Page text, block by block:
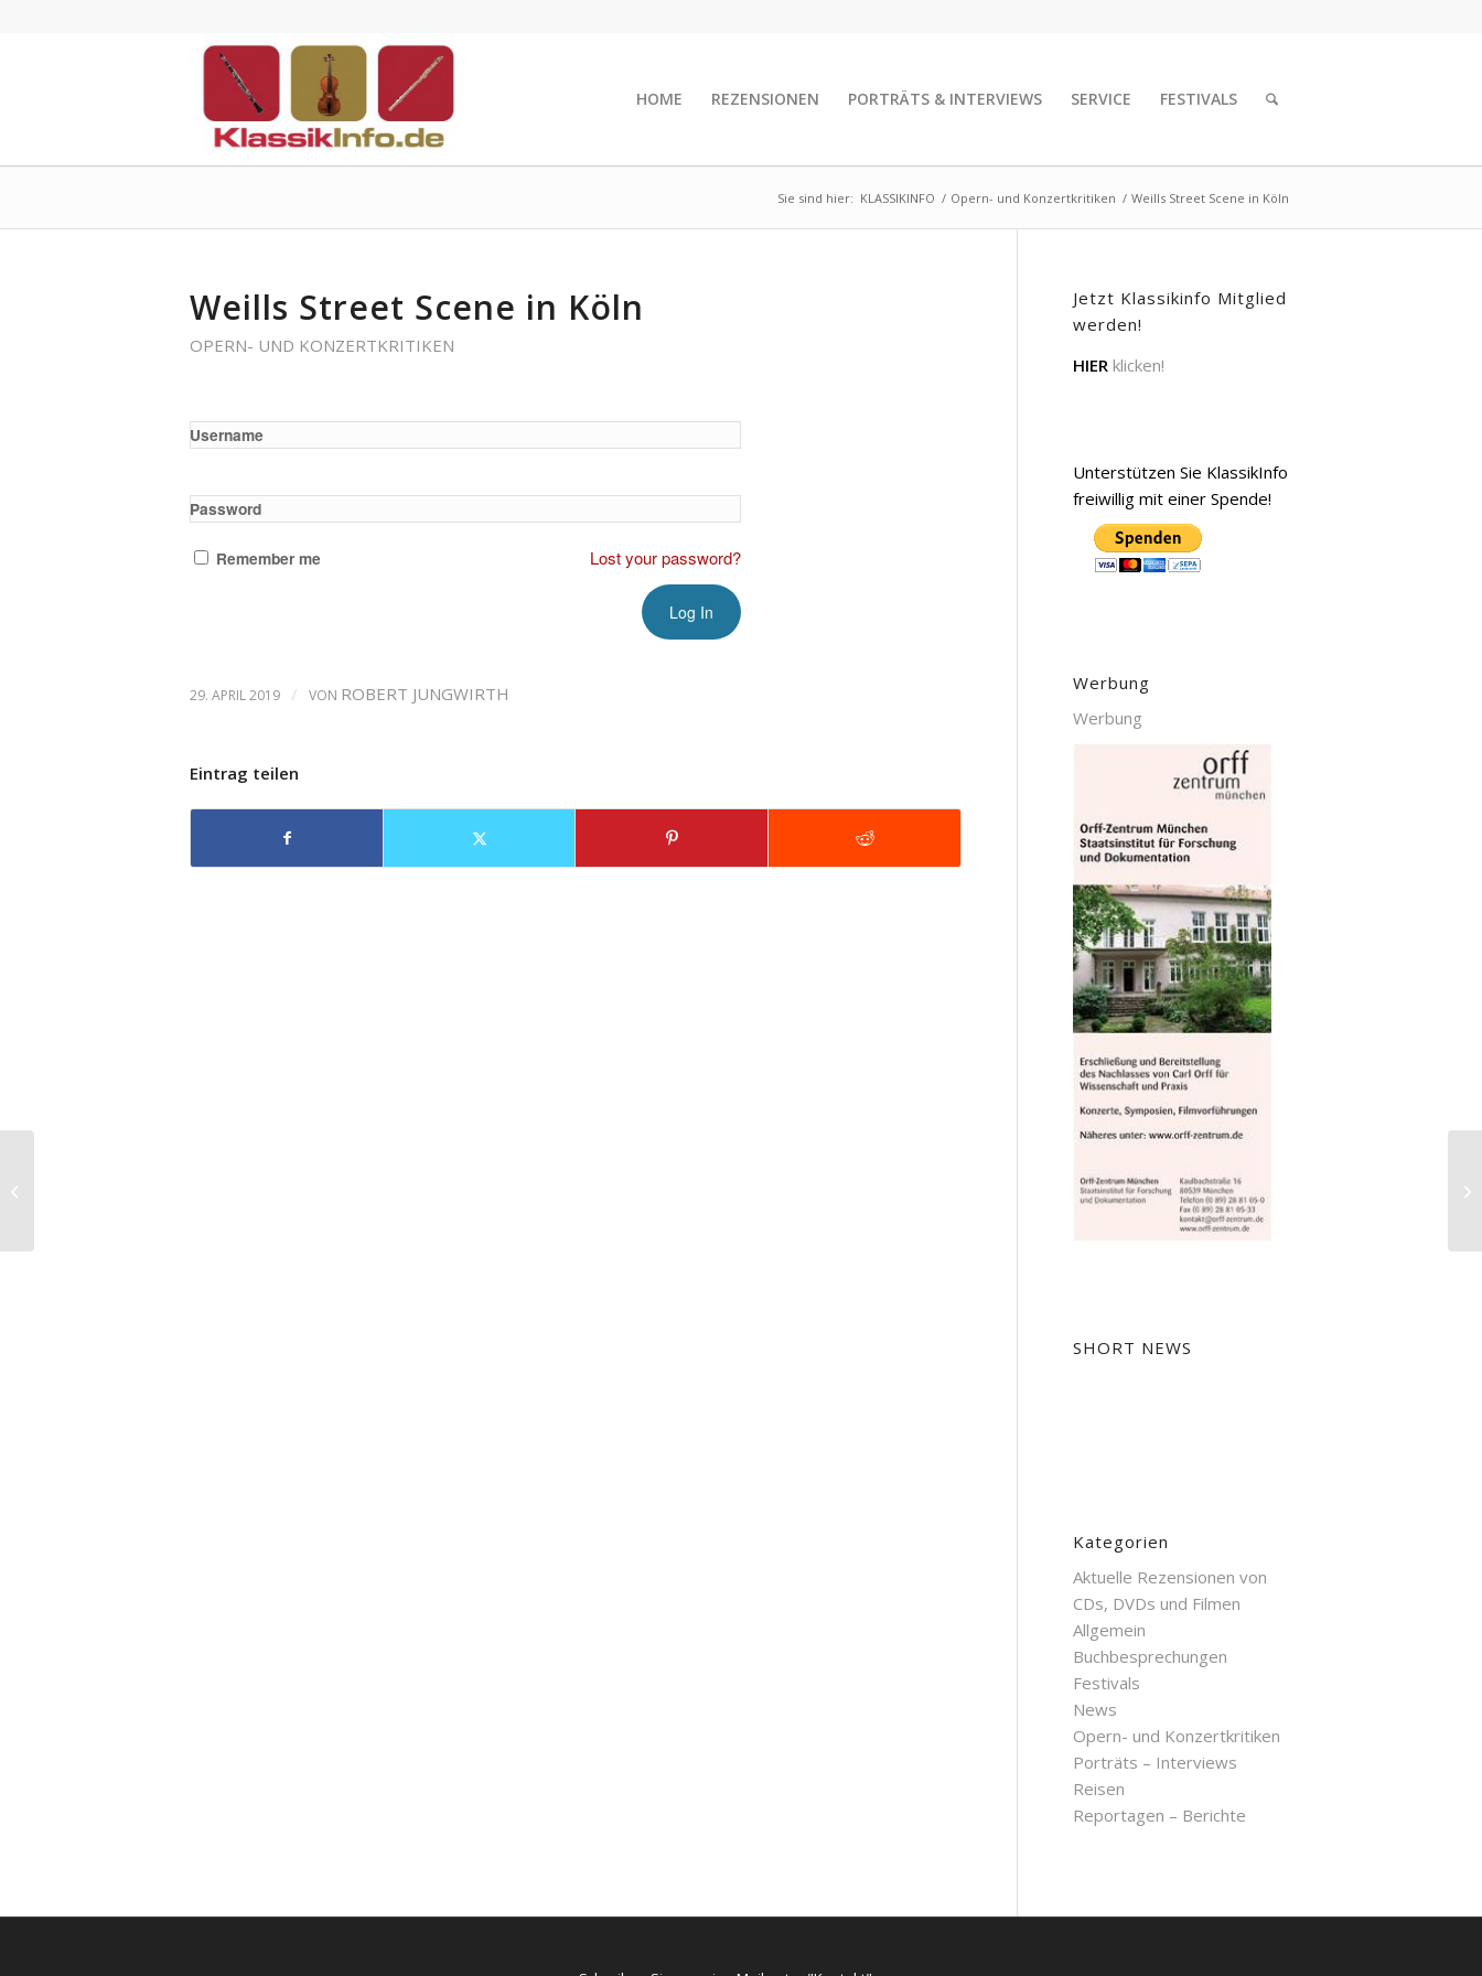
HOME REZENSIONEN PORTRÄTS & INTERVIEWS SERVICE FESTIVALS
Sie sind hier: KLASSIKINFO / Opern- und Konzertkritiken / Weills Street Scene in Köln
Weills Street Scene in Köln
OPERN- UND KONZERTKRITIKEN
Username
Password
Remember me Lost your password?
29. APRIL 2019 / VON ROBERT JUNGWIRTH
Eintrag teilen
Jetzt Klassikinfo Mitglied
werden!
HIER klicken!
Unterstützen Sie KlassikInfo
freiwillig mit einer Spende!
Werbung
Werbung
SHORT NEWS
Kategorien
Aktuelle Rezensionen von
CDs, DVDs und Filmen
Allgemein
Buchbesprechungen
Festivals
News
Opern- und Konzertkritiken
Porträts – Interviews
Reisen
Reportagen – Berichte